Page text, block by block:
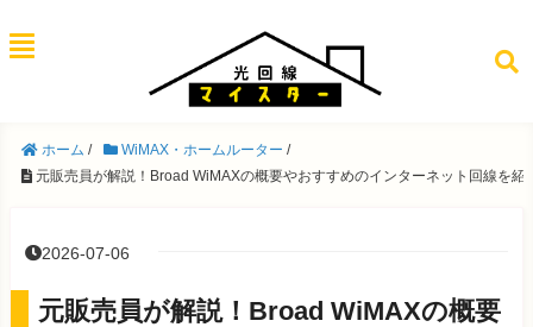
ホーム / WiMAX・ホームルーター /
元販売員が解説！Broad WiMAXの概要やおすすめのインターネット回線を紹
2026-07-06
元販売員が解説！Broad WiMAXの概要